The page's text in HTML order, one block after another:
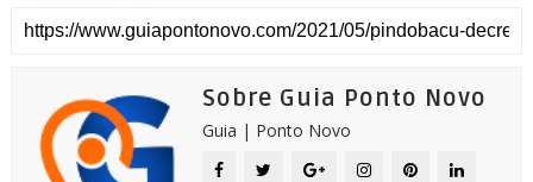
Sobre Guia Ponto Novo
Guia | Ponto Novo